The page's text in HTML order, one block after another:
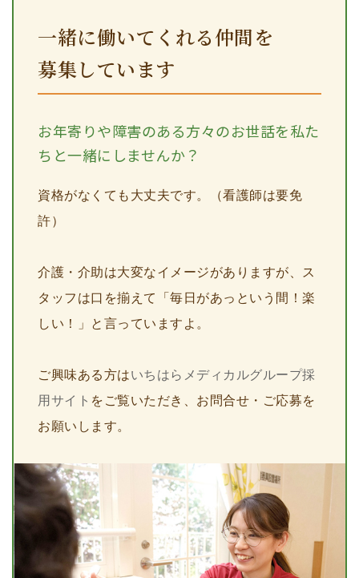
一緒に働いてくれる仲間を
募集しています
お年寄りや障害のある方々のお世話を私た
ちと一緒にしませんか？
資格がなくても大丈夫です。（看護師は要免
許）
介護・介助は大変なイメージがありますが、ス
タッフは口を揃えて「毎日があっという間！楽
しい！」と言っていますよ。
ご興味ある方はいちはらメディカルグループ採
用サイト をご覧いただき、お問合せ・ご応募を
お願いします。